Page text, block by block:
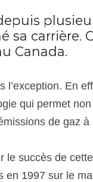
sa carrière.
Canada.
En
qui permet
de gaz à
le succès de
en 1997 sur le